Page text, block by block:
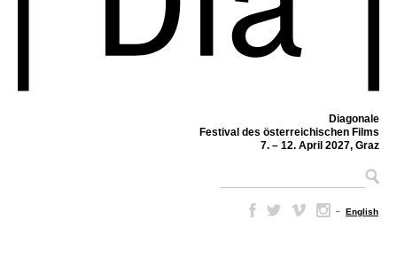
Diagonale
Festival des österreichischen Films
7. – 12. April 2027, Graz
– English